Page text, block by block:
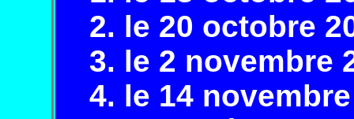
2. le 20 octobre
3. le 2 novembre
4. le 14